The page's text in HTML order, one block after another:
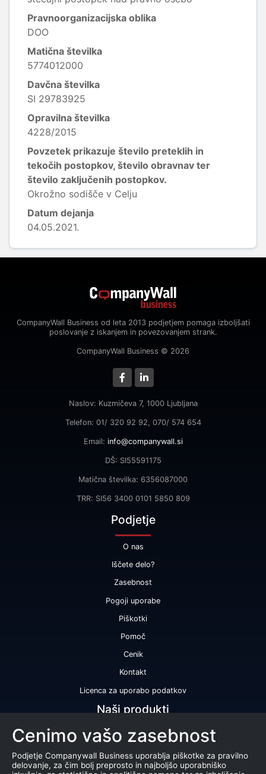
Pravnoorganizacijska oblika
DOO
Matična številka
5774012000
Davčna številka
SI 29783925
Opravilna številka
4228/2015
Povzetek prikazuje število preteklih in
tekočih postopkov, število obravnav ter
število zaključenih postopkov.
Okrožno sodišče v Celju
Datum dejanja
04.05.2021.
CompanyWall Business od leta 2013 podjetjem pomaga izboljšati
poslovanje z iskanjem in povezovanjem strank.
CompanyWall Business © 2026
Naslov: Kuzmičeva 7, 1000 Ljubljana
Telefon: 01/ 320 92 92, 070/ 574 654
Email: info@companywall.si
DŠ: SI55591175
Matična številka: 6356087000
TRR: SI56 3400 0101 5850 809
Podjetje
O nas
Iščete delo?
Zasebnost
Pogoji uporabe
Piškotki
Pomoč
Cenik
Kontakt
Licenca za uporabo podatkov
Naši produkti
Bonitetna ocena
Bonitetno poročilo
Certifikat bonitetne odličnosti
Cenimo vašo zasebnost
Podjetje Companywall Business uporablja piškotke za pravilno
delovanje, za čim bolj preprosto in najboljšo uporabniško